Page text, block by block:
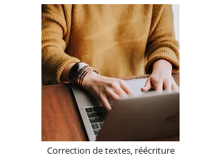
Correction de textes, réécriture